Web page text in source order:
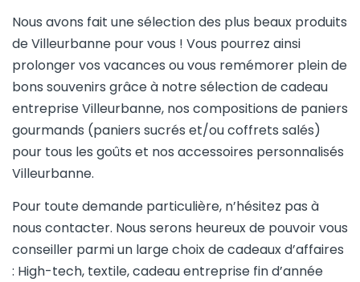
Nous avons fait une sélection des plus beaux produits
de Villeurbanne pour vous ! Vous pourrez ainsi
prolonger vos vacances ou vous remémorer plein de
bons souvenirs grâce à notre sélection de cadeau
entreprise Villeurbanne, nos compositions de paniers
gourmands (paniers sucrés et/ou coffrets salés)
pour tous les goûts et nos accessoires personnalisés
Villeurbanne.
Pour toute demande particulière, n’hésitez pas à
nous contacter. Nous serons heureux de pouvoir vous
conseiller parmi un large choix de cadeaux d’affaires
: High-tech, textile, cadeau entreprise fin d’année